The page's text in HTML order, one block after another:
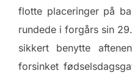
flotte placeringer på
rundede i forgårs sin
sikkert benytte
forsinket